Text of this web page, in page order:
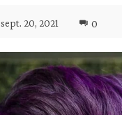
sept. 20, 2021 0